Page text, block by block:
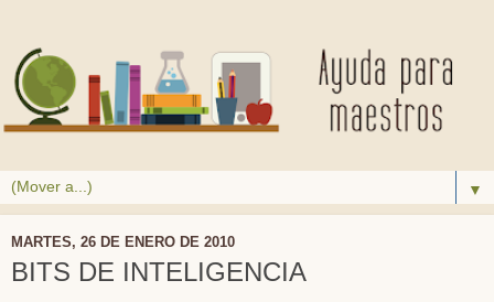
▼
MARTES, 26 DE ENERO DE 2010
BITS DE INTELIGENCIA